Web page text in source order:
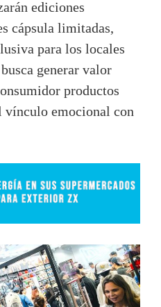
ediciones
cápsula limitadas,
para los locales
generar valor
productos
vínculo emocional con